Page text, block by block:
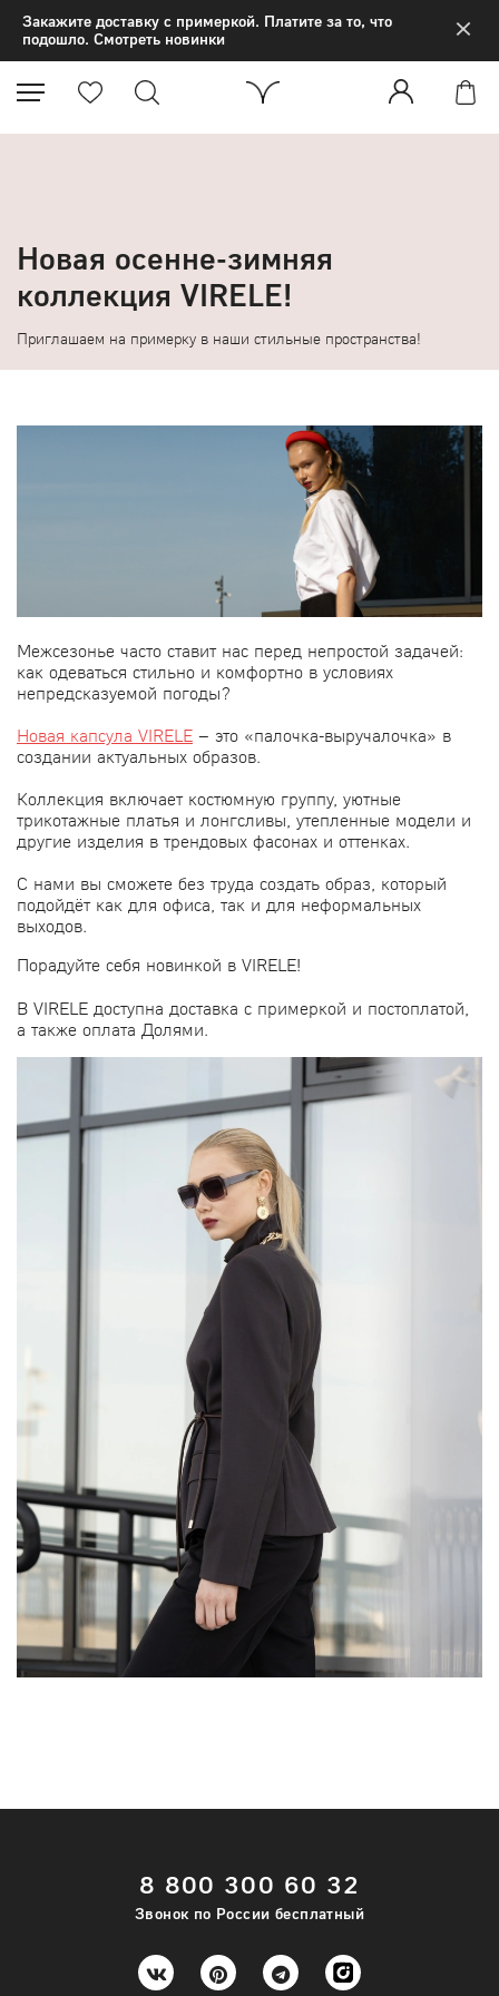
Закажите доставку с примеркой. Платите за то, что
подошло. Смотреть новинки
×
Новая осенне-зимняя
коллекция VIRELE!
Приглашаем на примерку в наши стильные пространства!
Межсезонье часто ставит нас перед непростой задачей:
как одеваться стильно и комфортно в условиях
непредсказуемой погоды?
Новая капсула VIRELE – это «палочка-выручалочка» в
создании актуальных образов.
Коллекция включает костюмную группу, уютные
трикотажные платья и лонгсливы, утепленные модели и
другие изделия в трендовых фасонах и оттенках.
С нами вы сможете без труда создать образ, который
подойдёт как для офиса, так и для неформальных
выходов.
Порадуйте себя новинкой в VIRELE!
В VIRELE доступна доставка с примеркой и постоплатой,
а также оплата Долями.
8 800 300 60 32
Звонок по России бесплатный